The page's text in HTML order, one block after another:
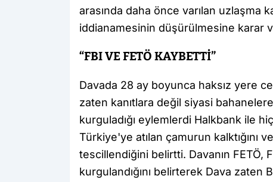
arasında daha önce varılan uzlaşma
iddianamesinin düşürülmesine karar
“FBI VE FETÖ KAYBETTİ”
Davada 28 ay boyunca haksız yere
zaten kanıtlara değil siyasi
kurguladığı eylemlerdi Halkbank ile
Türkiye'ye atılan çamurun kalktığını
tescillendiğini belirtti. Davanın FETÖ,
kurgulandığını belirterek Dava zaten